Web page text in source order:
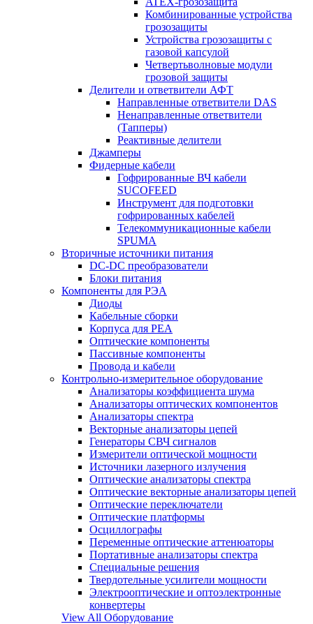
Комбинированные устройства
грозозащиты
Устройства грозозащиты с
газовой капсулой
Четвертьволновые модули
грозовой защиты
Делители и ответвители АФТ
Направленные ответвители DAS
Ненаправленные ответвители
(Тапперы)
Реактивные делители
Джамперы
Фидерные кабели
Гофрированные ВЧ кабели
SUCOFEED
Инструмент для подготовки
гофрированных кабелей
Телекоммуникационные кабели
SPUMA
Вторичные источники питания
DC-DC преобразователи
Блоки питания
Компоненты для РЭА
Диоды
Кабельные сборки
Корпуса для РЕА
Оптические компоненты
Пассивные компоненты
Провода и кабели
Контрольно-измерительное оборудование
Анализаторы коэффициента шума
Анализаторы оптических компонентов
Анализаторы спектра
Векторные анализаторы цепей
Генераторы СВЧ сигналов
Измерители оптической мощности
Источники лазерного излучения
Оптические анализаторы спектра
Оптические векторные анализаторы цепей
Оптические переключатели
Оптические платформы
Осциллографы
Переменные оптические аттенюаторы
Портативные анализаторы спектра
Специальные решения
Твердотельные усилители мощности
Электрооптические и оптоэлектронные
конвертеры
View All Оборудование